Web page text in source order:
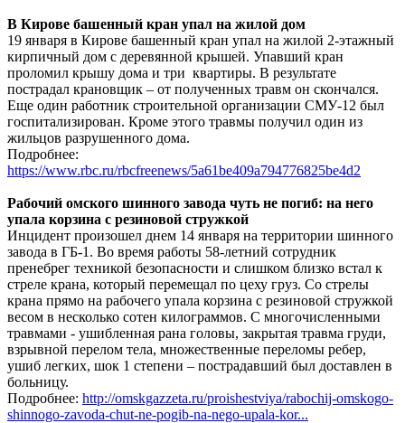
В Кирове башенный кран упал на жилой дом
19 января в Кирове башенный кран упал на жилой 2-этажный
кирпичный дом с деревянной крышей. Упавший кран
проломил крышу дома и три квартиры. В результате
пострадал крановщик – от полученных травм он скончался.
Еще один работник строительной организации СМУ-12 был
госпитализирован. Кроме этого травмы получил один из
жильцов разрушенного дома.
Подробнее:
https://www.rbc.ru/rbcfreenews/5a61be409a794776825be4d2
Рабочий омского шинного завода чуть не погиб: на него
упала корзина с резиновой стружкой
Инцидент произошел днем 14 января на территории шинного
завода в ГБ-1. Во время работы 58-летний сотрудник
пренебрег техникой безопасности и слишком близко встал к
стреле крана, который перемещал по цеху груз. Со стрелы
крана прямо на рабочего упала корзина с резиновой стружкой
весом в несколько сотен килограммов. С многочисленными
травмами - ушибленная рана головы, закрытая травма груди,
взрывной перелом тела, множественные переломы ребер,
ушиб легких, шок 1 степени – пострадавший был доставлен в
больницу.
Подробнее: http://omskgazzeta.ru/proishestviya/rabochij-omskogo-
shinnogo-zavoda-chut-ne-pogib-na-nego-upala-kor...